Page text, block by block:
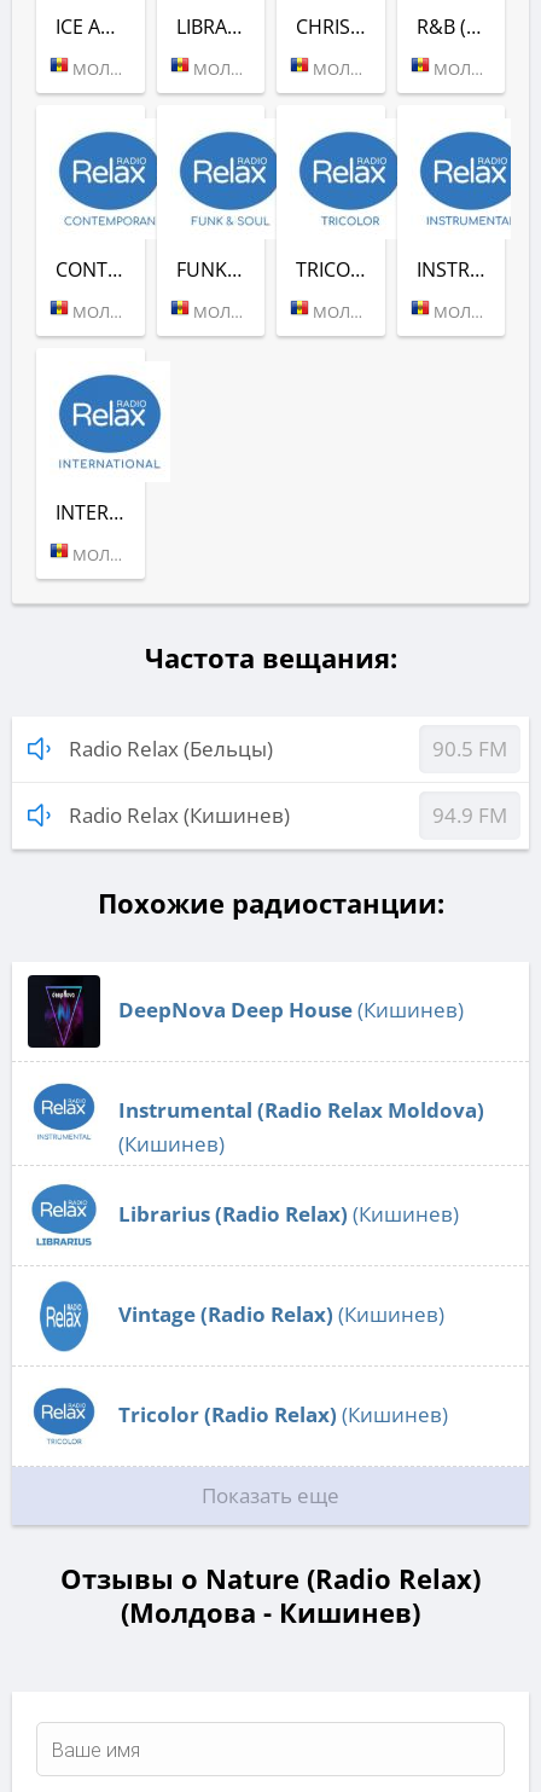
ICE ARENA (RADIO RELAX)
МОЛДОВА (КИШИНЕВ)
LIBRARIUS (RADIO RELAX)
МОЛДОВА (КИШИНЕВ)
CHRISTMAS (RADIO RELAX)
МОЛДОВА (КИШИНЕВ)
R&B (RADIO RELAX)
МОЛДОВА (КИШИНЕВ)
CONTEMPORAN (RADIO RELAX)
МОЛДОВА (КИШИНЕВ)
FUNK & SOUL (RADIO RELAX)
МОЛДОВА (КИШИНЕВ)
TRICOLOR (RADIO RELAX)
МОЛДОВА (КИШИНЕВ)
INSTRUMENTAL (RADIO RELAX MOLDOVA)
МОЛДОВА (КИШИНЕВ)
INTERNATIONAL (RADIO RELAX)
МОЛДОВА (КИШИНЕВ)
Частота вещания:
Radio Relax (Бельцы) 90.5 FM
Radio Relax (Кишинев) 94.9 FM
Похожие радиостанции:
DeepNova Deep House(Кишинев)
Instrumental (Radio Relax Moldova)
(Кишинев)
Librarius (Radio Relax) (Кишинев)
Vintage (Radio Relax) (Кишинев)
Tricolor (Radio Relax) (Кишинев)
Показать еще
Отзывы о Nature (Radio Relax)
(Молдова - Кишинев)